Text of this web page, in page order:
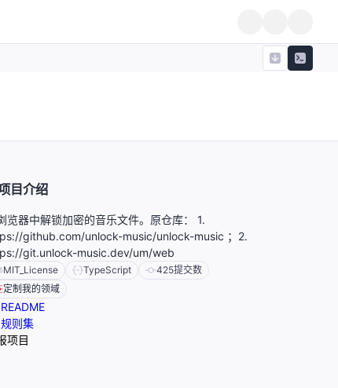
目介绍
览器中解锁加密的音乐文件。原仓库： 1.
github.com/unlock-music/unlock-music ；2.
git.unlock-music.dev/um/web
MIT_License TypeScript 425提交数
定制我的领域
README
规则集
项目